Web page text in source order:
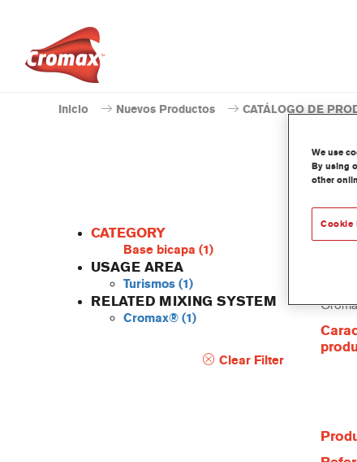
Inicio Nuevos Productos CATÁLOGO DE
CATEGORY
Base bicapa (1)
USAGE AREA
Turismos (1)
RELATED MIXING SYSTEM
Cromax® (1)
Clear Filter
Este
We use
By using
other
Cookie